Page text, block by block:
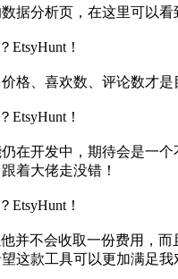
据分析页，在这里可以
格、喜欢数、评论数才
在开发中，期待会是一
着大佬走没错！
并不会收取一份费用，
这款工具可以更加满足我